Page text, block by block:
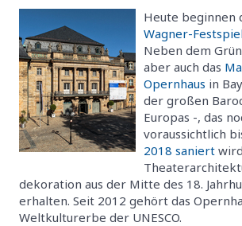
Heute beginnen
Wagner-
Neben dem
aber auch das
Opernhaus in
der großen
Europas -, das
voraussichtlich
2018 saniert
dekoration aus der Mitte des 18.
erhalten. Seit 2012 gehört das
Weltkulturerbe der UNESCO.